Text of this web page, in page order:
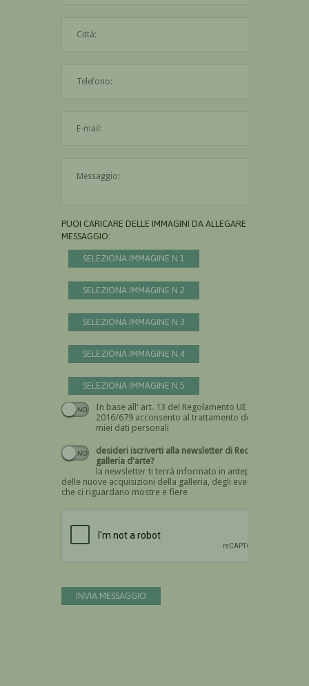
PUOI CARICARE DELLE IMMAGINI DA ALLEGARE AL
MESSAGGIO:
SELEZIONA IMMAGINE N.1
SELEZIONA IMMAGINE N.2
SELEZIONA IMMAGINE N.3
SELEZIONA IMMAGINE N.4
SELEZIONA IMMAGINE N.5
In base all' art. 13 del Regolamento UE n.
2016/679 acconsento al trattamento dei
miei dati personali
Devi dare il consenso
desideri iscriverti alla newsletter di Recta
galleria d'arte?
la newsletter ti terrà informato in anteprima
delle nuove acquisizioni della galleria, degli eventi
che ci riguardano mostre e fiere
INVIA MESSAGGIO